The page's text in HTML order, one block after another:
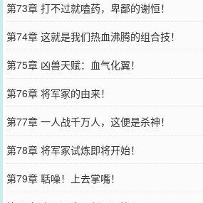
第73章 打不过就嗑药，卑鄙的谢恒！
第74章 这就是我们热血沸腾的组合技！
第75章 凶兽天赋：血气化翼！
第76章 将军冢的由来！
第77章 一人战千万人，这便是杀神！
第78章 将军冢试炼即将开始！
第79章 聒噪！上去掌嘴！